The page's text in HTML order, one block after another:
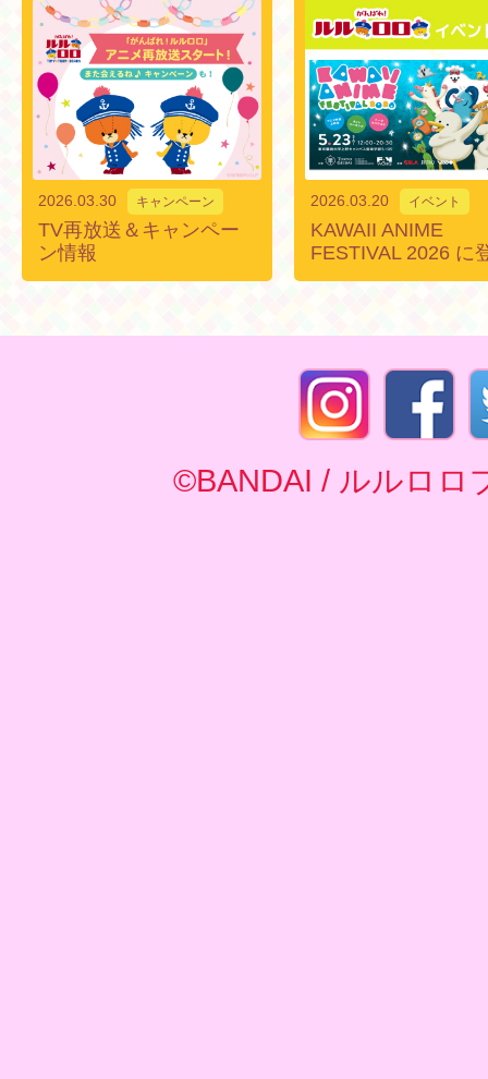
2026.03.30 キャンペーン
TV再放送＆キャンペー
ン情報
2026.03.20 イベント
KAWAII ANIME
FESTIVAL 2026 に
©BANDAI / ルルロロ